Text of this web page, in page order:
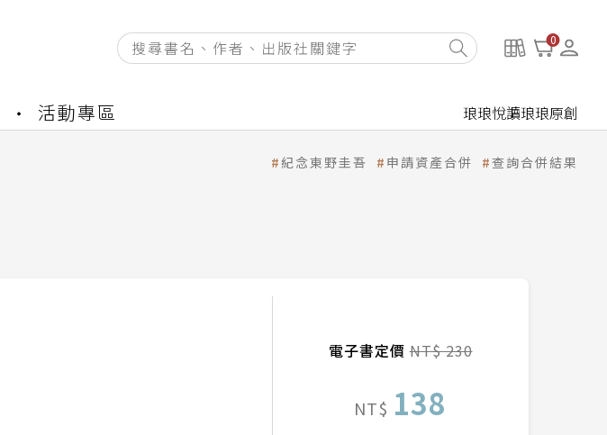
0
活動專區 琅琅悅讀琅琅原創
紀念東野圭吾 申請資產合併 查詢合併結果
電子書定價NT$ 230
NT$ 138